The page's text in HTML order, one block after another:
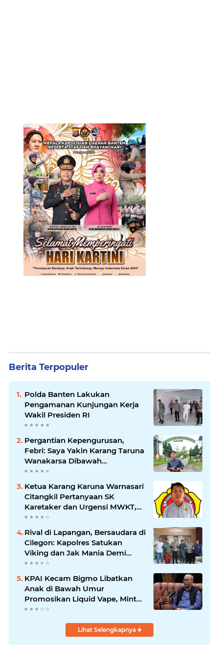
Berita Terpopuler
Polda Banten Lakukan
Pengamanan Kunjungan Kerja
Wakil Presiden RI
Pergantian Kepengurusan,
Febri: Saya Yakin Karang Taruna
Wanakarsa Dibawah
Kepemimpinan Bung Entus
Ketua Karang Karuna Warnasari
Citangkil Pertanyaan SK
Karetaker dan Urgensi MWKT,
Saat Suasana Berduka
Rival di Lapangan, Bersaudara di
Cilegon: Kapolres Satukan
Viking dan Jak Mania Demi
Nobar Damai Piala Presiden
KPAI Kecam Bigmo Libatkan
Anak di Bawah Umur
Promosikan Liquid Vape, Minta
Aparat Bertindak Tegas
Lihat Selengkapnya